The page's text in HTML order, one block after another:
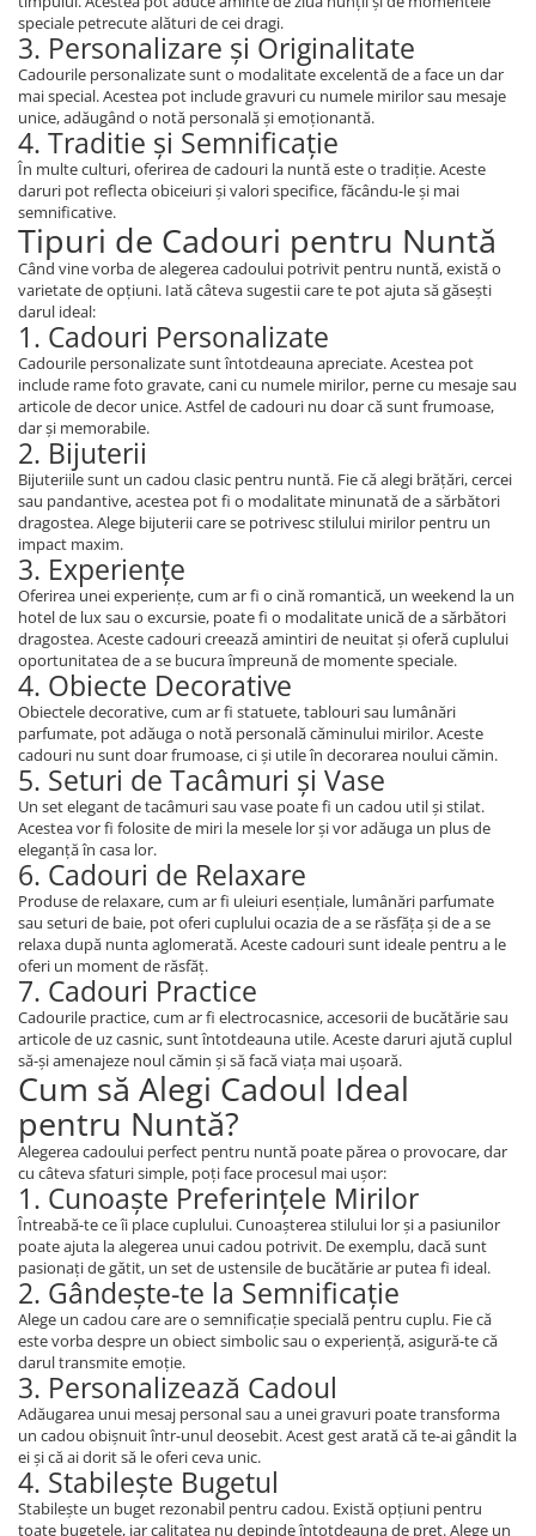
speciale petrecute alături de cei dragi.
3. Personalizare și Originalitate
Cadourile personalizate sunt o modalitate excelentă de a face un dar
mai special. Acestea pot include gravuri cu numele mirilor sau mesaje
unice, adăugând o notă personală și emoționantă.
4. Traditie și Semnificație
În multe culturi, oferirea de cadouri la nuntă este o tradiție. Aceste
daruri pot reflecta obiceiuri și valori specifice, făcându-le și mai
semnificative.
Tipuri de Cadouri pentru Nuntă
Când vine vorba de alegerea cadoului potrivit pentru nuntă, există o
varietate de opțiuni. Iată câteva sugestii care te pot ajuta să găsești
darul ideal:
1. Cadouri Personalizate
Cadourile personalizate sunt întotdeauna apreciate. Acestea pot
include rame foto gravate, cani cu numele mirilor, perne cu mesaje sau
articole de decor unice. Astfel de cadouri nu doar că sunt frumoase,
dar și memorabile.
2. Bijuterii
Bijuteriile sunt un cadou clasic pentru nuntă. Fie că alegi brățări, cercei
sau pandantive, acestea pot fi o modalitate minunată de a sărbători
dragostea. Alege bijuterii care se potrivesc stilului mirilor pentru un
impact maxim.
3. Experiențe
Oferirea unei experiențe, cum ar fi o cină romantică, un weekend la un
hotel de lux sau o excursie, poate fi o modalitate unică de a sărbători
dragostea. Aceste cadouri creează amintiri de neuitat și oferă cuplului
oportunitatea de a se bucura împreună de momente speciale.
4. Obiecte Decorative
Obiectele decorative, cum ar fi statuete, tablouri sau lumânări
parfumate, pot adăuga o notă personală căminului mirilor. Aceste
cadouri nu sunt doar frumoase, ci și utile în decorarea noului cămin.
5. Seturi de Tacâmuri și Vase
Un set elegant de tacâmuri sau vase poate fi un cadou util și stilat.
Acestea vor fi folosite de miri la mesele lor și vor adăuga un plus de
eleganță în casa lor.
6. Cadouri de Relaxare
Produse de relaxare, cum ar fi uleiuri esențiale, lumânări parfumate
sau seturi de baie, pot oferi cuplului ocazia de a se răsfăța și de a se
relaxa după nunta aglomerată. Aceste cadouri sunt ideale pentru a le
oferi un moment de răsfăț.
7. Cadouri Practice
Cadourile practice, cum ar fi electrocasnice, accesorii de bucătărie sau
articole de uz casnic, sunt întotdeauna utile. Aceste daruri ajută cuplul
să-și amenajeze noul cămin și să facă viața mai ușoară.
Cum să Alegi Cadoul Ideal
pentru Nuntă?
Alegerea cadoului perfect pentru nuntă poate părea o provocare, dar
cu câteva sfaturi simple, poți face procesul mai ușor:
1. Cunoaște Preferințele Mirilor
Întreabă-te ce îi place cuplului. Cunoașterea stilului lor și a pasiunilor
poate ajuta la alegerea unui cadou potrivit. De exemplu, dacă sunt
pasionați de gătit, un set de ustensile de bucătărie ar putea fi ideal.
2. Gândește-te la Semnificație
Alege un cadou care are o semnificație specială pentru cuplu. Fie că
este vorba despre un obiect simbolic sau o experiență, asigură-te că
darul transmite emoție.
3. Personalizează Cadoul
Adăugarea unui mesaj personal sau a unei gravuri poate transforma
un cadou obișnuit într-unul deosebit. Acest gest arată că te-ai gândit la
ei și că ai dorit să le oferi ceva unic.
4. Stabilește Bugetul
Stabilește un buget rezonabil pentru cadou. Există opțiuni pentru
toate bugetele, iar calitatea nu depinde întotdeauna de preț. Alege un